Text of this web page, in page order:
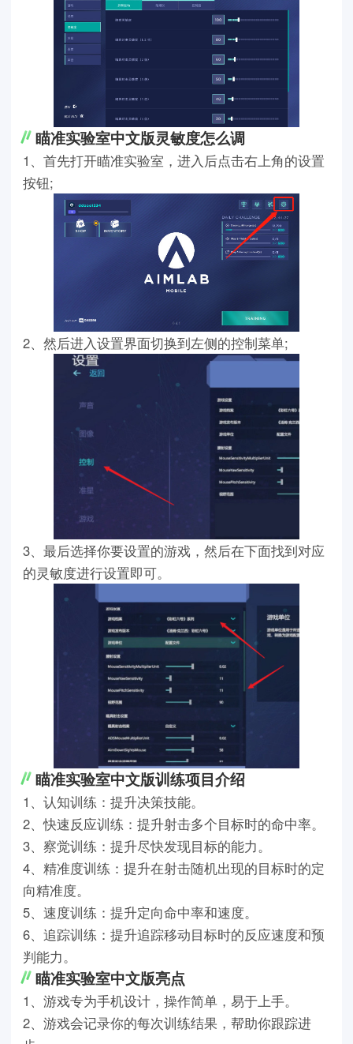
瞄准实验室中文版灵敏度怎么调
1、首先打开瞄准实验室，进入后点击右上角的设置
按钮;
2、然后进入设置界面切换到左侧的控制菜单;
3、最后选择你要设置的游戏，然后在下面找到对应
的灵敏度进行设置即可。
瞄准实验室中文版训练项目介绍
1、认知训练：提升决策技能。
2、快速反应训练：提升射击多个目标时的命中率。
3、察觉训练：提升尽快发现目标的能力。
4、精准度训练：提升在射击随机出现的目标时的定
向精准度。
5、速度训练：提升定向命中率和速度。
6、追踪训练：提升追踪移动目标时的反应速度和预
判能力。
瞄准实验室中文版亮点
1、游戏专为手机设计，操作简单，易于上手。
2、游戏会记录你的每次训练结果，帮助你跟踪进